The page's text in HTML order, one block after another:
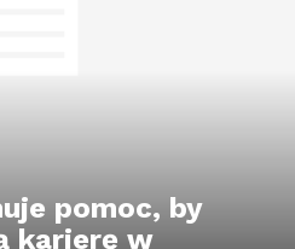
pomoc, by
karierę w